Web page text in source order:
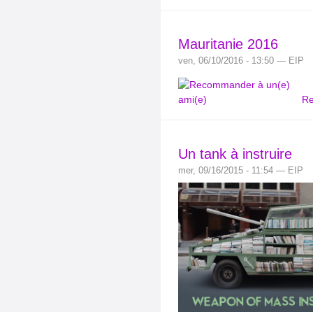
Mauritanie 2016
ven, 06/10/2016 - 13:50 — EIP
Un tank à instruire
mer, 09/16/2015 - 11:54 — EIP